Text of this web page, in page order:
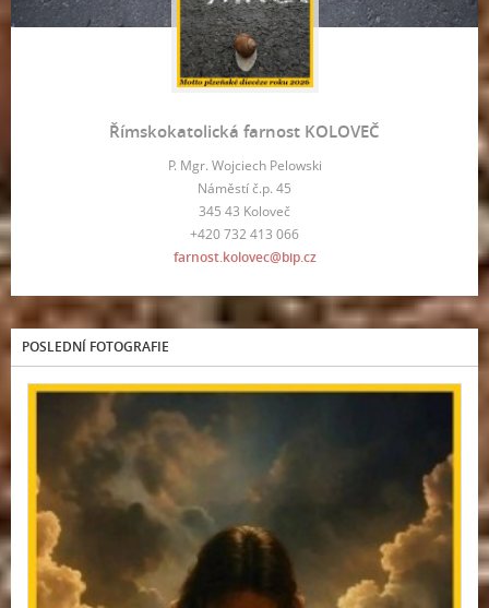
Římskokatolická farnost KOLOVEČ
P. Mgr. Wojciech Pelowski
Náměstí č.p. 45
345 43 Koloveč
+420 732 413 066
farnost.kolovec@bip.cz
POSLEDNÍ FOTOGRAFIE